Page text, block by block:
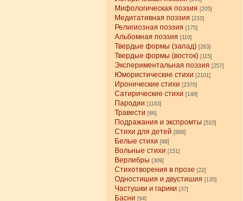
Мифологическая поэзия [205]
Медитативная поэзия [210]
Религиозная поэзия [175]
Альбомная поэзия [110]
Твердые формы (запад) [263]
Твердые формы (восток) [115]
Экспериментальная поэзия [257]
Юмористические стихи [2101]
Иронические стихи [2370]
Сатирические стихи [149]
Пародии [1163]
Травести [66]
Подражания и экспромты [510]
Стихи для детей [869]
Белые стихи [88]
Вольные стихи [151]
Верлибры [309]
Стихотворения в прозе [22]
Одностишия и двустишия [135]
Частушки и гарики [37]
Басни [94]